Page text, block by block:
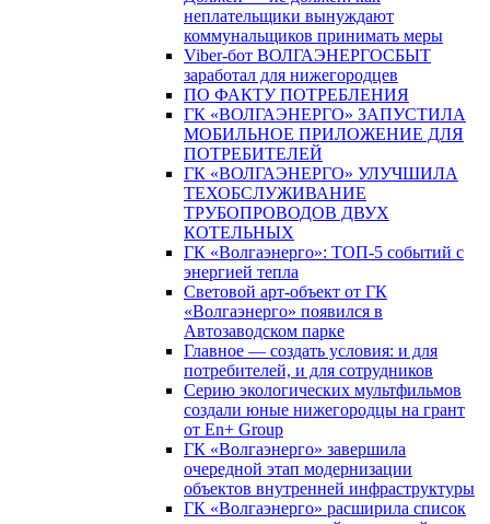
неплательщики вынуждают
коммунальщиков принимать меры
Viber-бот ВОЛГАЭНЕРГОСБЫТ
заработал для нижегородцев
ПО ФАКТУ ПОТРЕБЛЕНИЯ
ГК «ВОЛГАЭНЕРГО» ЗАПУСТИЛА
МОБИЛЬНОЕ ПРИЛОЖЕНИЕ ДЛЯ
ПОТРЕБИТЕЛЕЙ
ГК «ВОЛГАЭНЕРГО» УЛУЧШИЛА
ТЕХОБСЛУЖИВАНИЕ
ТРУБОПРОВОДОВ ДВУХ
КОТЕЛЬНЫХ
ГК «Волгаэнерго»: ТОП-5 событий с
энергией тепла
Световой арт-объект от ГК
«Волгаэнерго» появился в
Автозаводском парке
Главное — создать условия: и для
потребителей, и для сотрудников
Серию экологических мультфильмов
создали юные нижегородцы на грант
от En+ Group
ГК «Волгаэнерго» завершила
очередной этап модернизации
объектов внутренней инфраструктуры
ГК «Волгаэнерго» расширила список